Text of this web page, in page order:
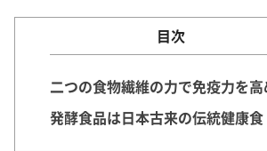
目次
二つの食物繊維の力で免疫力を高
発酵食品は日本古来の伝統健康食